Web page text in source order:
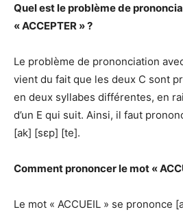
Quel est le problème de
« ACCEPTER » ?
Le problème de prononciation
vient du fait que les deux C sont
en deux syllabes différentes, en
d’un E qui suit. Ainsi, il faut
[ak] [sɛp] [te].
Comment prononcer le mot «
Le mot « ACCUEIL » se prononce